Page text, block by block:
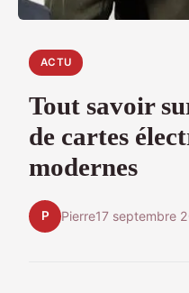
ACTU
Tout savoir
de cartes
modernes
P Pierre17 septembre